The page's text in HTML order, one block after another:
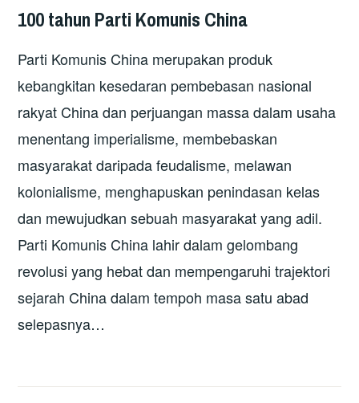
100 tahun Parti Komunis China
Parti Komunis China merupakan produk
kebangkitan kesedaran pembebasan nasional
rakyat China dan perjuangan massa dalam usaha
menentang imperialisme, membebaskan
masyarakat daripada feudalisme, melawan
kolonialisme, menghapuskan penindasan kelas
dan mewujudkan sebuah masyarakat yang adil.
Parti Komunis China lahir dalam gelombang
revolusi yang hebat dan mempengaruhi trajektori
sejarah China dalam tempoh masa satu abad
selepasnya…